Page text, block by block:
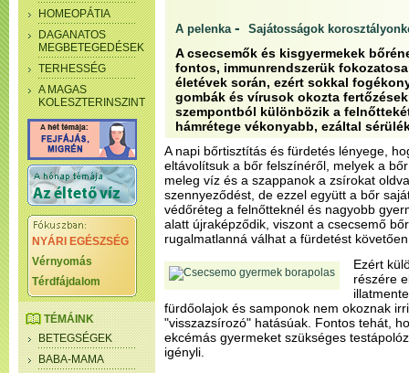
HOMEOPÁTIA
DAGANATOS
MEGBETEGEDÉSEK
TERHESSÉG
A MAGAS
KOLESZTERINSZINT
NYÁRI EGÉSZSÉG
Vérnyomás
Térdfájdalom
TÉMÁINK
BETEGSÉGEK
BABA-MAMA
A pelenka - Sajátosságok
A csecsemők és kisgyermekek
fontos, immunrendszerük
életévek során, ezért sokkal
gombák és vírusok okozta
szempontból különbözik a
hámrétege vékonyabb, ezáltal
A napi bőrtisztítás és fürdetés lényege,
eltávolítsuk a bőr felszínéről, melyek a
meleg víz és a szappanok a zsírokat
szennyeződést, de ezzel együtt a bőr
védőréteg a felnőtteknél és nagyobb
alatt újraképződik, viszont a csecsemő
rugalmatlanná válhat a fürdetést
Ezért
részére
fürdőolajok és samponok nem okoznak
"visszazsírozó" hatásúak. Fontos tehát,
ekcémás gyermeket szükséges
igényli.